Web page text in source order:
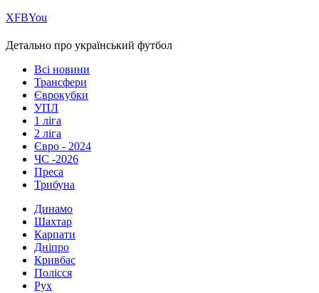
ХFBYou
Детально про український футбол
Всі новини
Трансфери
Єврокубки
УПЛ
1 ліга
2 ліга
Євро - 2024
ЧС -2026
Преса
Трибуна
Динамо
Шахтар
Карпати
Дніпро
Кривбас
Полісся
Рух